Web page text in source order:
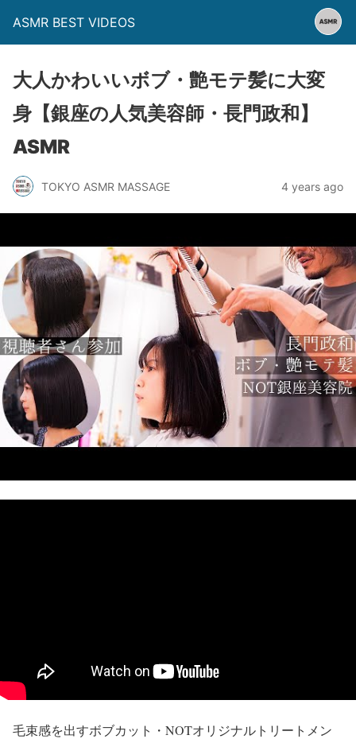
ASMR BEST VIDEOS
大人かわいいボブ・艶モテ髪に大変
身【銀座の人気美容師・長門政和】
ASMR
TOKYO ASMR MASSAGE 4 years ago
毛束感を出すボブカット・NOTオリジナルトリートメン